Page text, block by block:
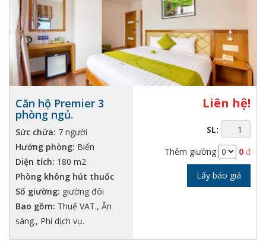
Căn hộ Premier 3
phòng ngủ.
Sức chứa: 7 người
Hướng phòng: Biển
Diện tích: 180 m2
Phòng không hút thuốc
Số giường: giường đôi
Bao gồm: Thuế VAT., Ăn
sáng., Phí dịch vụ.
Liên hệ!
SL:
Thêm giường
0 đ
Lấy báo giá